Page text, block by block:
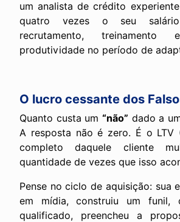
um analista de crédito
quatro vezes o seu
recrutamento,
produtividade no período de
O lucro cessante dos
Quanto custa um “não” dado a
A resposta não é zero. É o LTV
completo daquele cliente
quantidade de vezes que isso
Pense no ciclo de aquisição: sua
em mídia, construiu um funil,
qualificado, preencheu a